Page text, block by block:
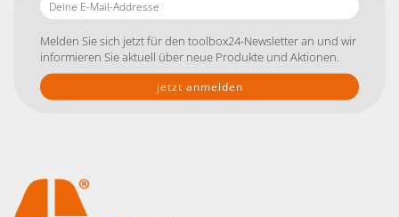
E-
Addresse
Melden Sie sich jetzt für den toolbox24-Newsletter an und wir
informieren Sie aktuell über neue Produkte und Aktionen.